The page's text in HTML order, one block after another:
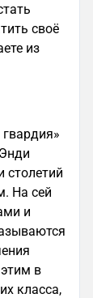
своё
из
столетий
На сей
и
в
класса,